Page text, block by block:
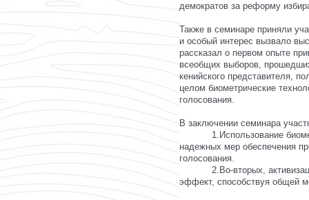
демократов за реформу
Также в семинаре приняли
и особый интерес вызвало
рассказал о первом опыте
всеобщих выборов,
кенийского представителя,
целом биометрические
голосования.
В заключении семинара
1.Использование
надежных мер обеспечения
голосования.
2.Во-вторых,
эффект, способствуя общей